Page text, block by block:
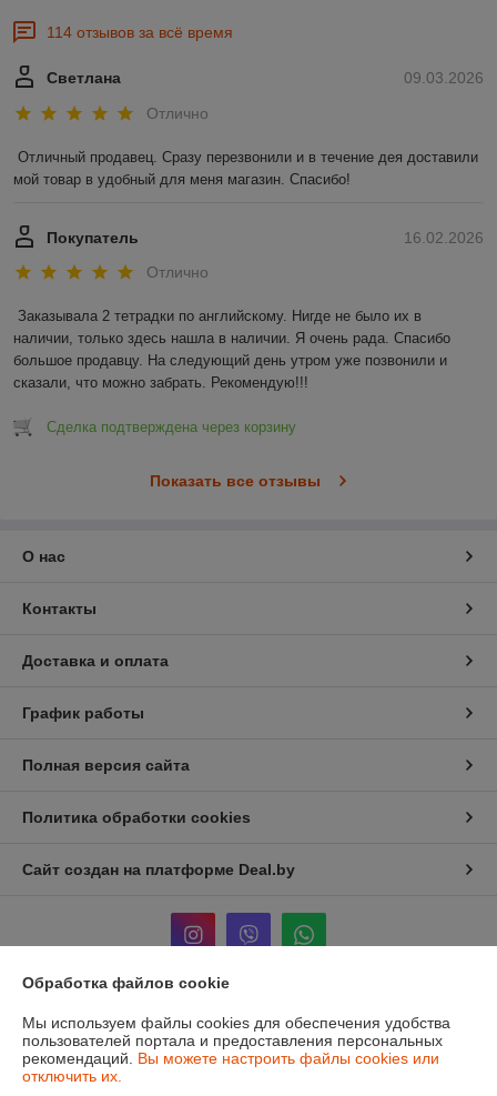
114 отзывов за всё время
09.03.2026
Светлана
Отлично
Отличный продавец. Сразу перезвонили и в течение дея доставили
мой товар в удобный для меня магазин. Спасибо!
16.02.2026
Покупатель
Отлично
Заказывала 2 тетрадки по английскому. Нигде не было их в
наличии, только здесь нашла в наличии. Я очень рада. Спасибо
большое продавцу. На следующий день утром уже позвонили и
сказали, что можно забрать. Рекомендую!!!
Сделка подтверждена через корзину
Показать все отзывы
О нас
Контакты
Доставка и оплата
График работы
Полная версия сайта
Политика обработки cookies
Сайт создан на платформе Deal.by
Информация для покупателя
Юридическое лицо:ЧТУП «Мечты Киры»
220024, г. Минск, ул. Асаналиева, д.42
Обработка файлов cookie
Мы используем файлы cookies для обеспечения удобства
пользователей портала и предоставления персональных
рекомендаций. Вы можете настроить файлы cookies или
отключить их.